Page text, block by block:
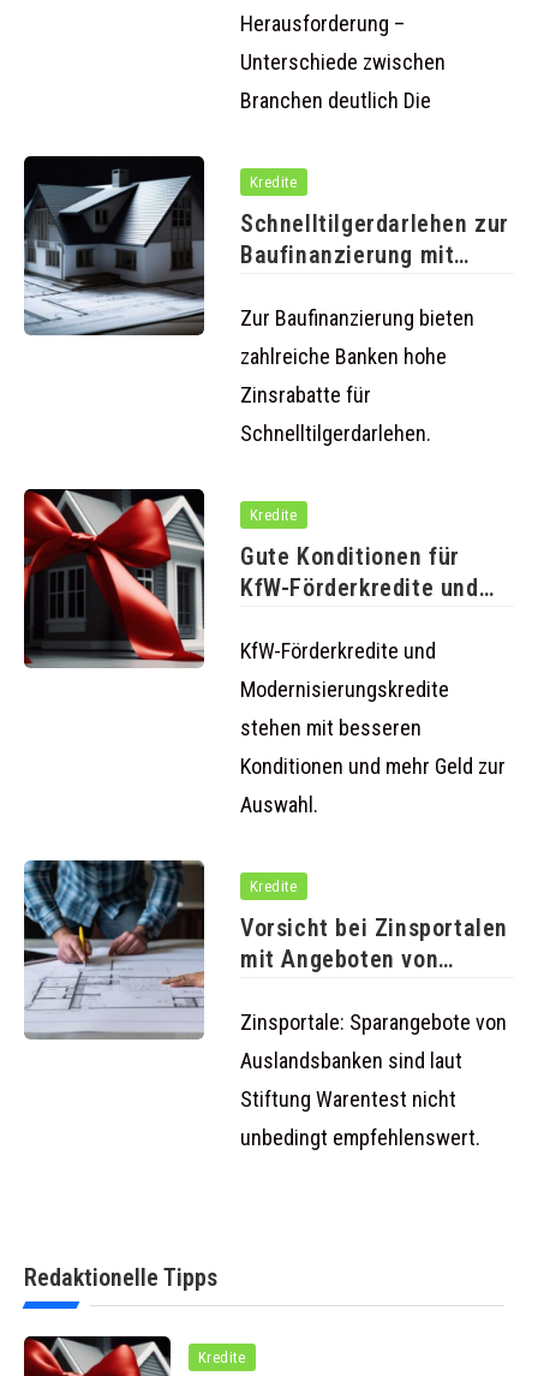
Herausforderung –
Unterschiede zwischen
Branchen deutlich Die
Kredite
Schnelltilgerdarlehen zur
Baufinanzierung mit
Zur Baufinanzierung bieten
zahlreiche Banken hohe
Zinsrabatte für
Schnelltilgerdarlehen.
Kredite
Gute Konditionen für
KfW-Förderkredite und
KfW-Förderkredite und
Modernisierungskredite
stehen mit besseren
Konditionen und mehr Geld zur
Auswahl.
Kredite
Vorsicht bei Zinsportalen
mit Angeboten von
Zinsportale: Sparangebote von
Auslandsbanken sind laut
Stiftung Warentest nicht
unbedingt empfehlenswert.
Redaktionelle Tipps
Kredite